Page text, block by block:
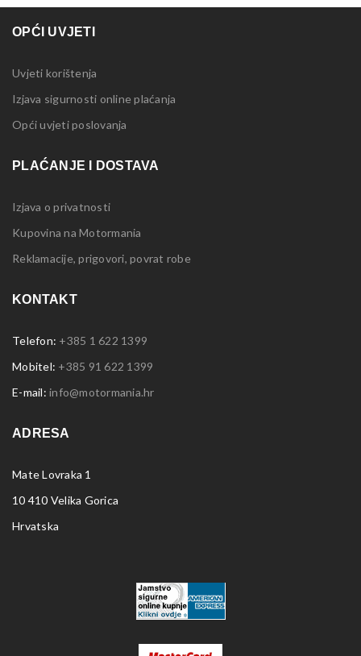
OPĆI UVJETI
Uvjeti korištenja
Izjava sigurnosti online plaćanja
Opći uvjeti poslovanja
PLAĆANJE I DOSTAVA
Izjava o privatnosti
Kupovina na Motormania
Reklamacije, prigovori, povrat robe
KONTAKT
Telefon: +385 1 622 1399
Mobitel: +385 91 622 1399
E-mail: info@motormania.hr
ADRESA
Mate Lovraka 1
10 410 Velika Gorica
Hrvatska